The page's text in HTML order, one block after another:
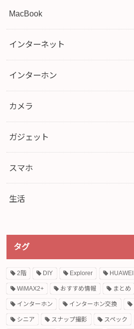
MacBook
インターネット
インターホン
カメラ
ガジェット
スマホ
生活
タグ
2階 DIY Explorer HUAWEI
WiMAX2+ おすすめ情報 まとめ
インターホン インターホン交換
シニア スナップ撮影 スペック